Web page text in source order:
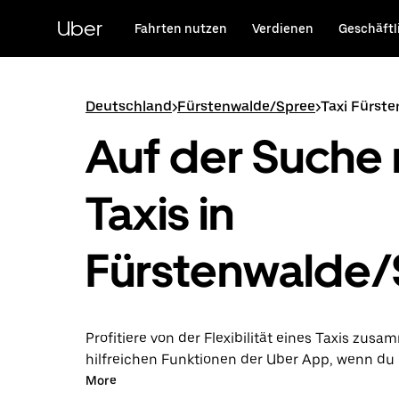
HauptinhaltUber Fahrten nutzen Verdienen
Deutschland>Fürstenwalde/Spree>Taxi
Auf der Suche
Taxis in
Fürstenwalde/
Profitiere von der Flexibilität eines Taxis
hilfreichen Funktionen der Uber App, wenn du
Uber App in Fürstenwalde/Spree unternimmst.
More